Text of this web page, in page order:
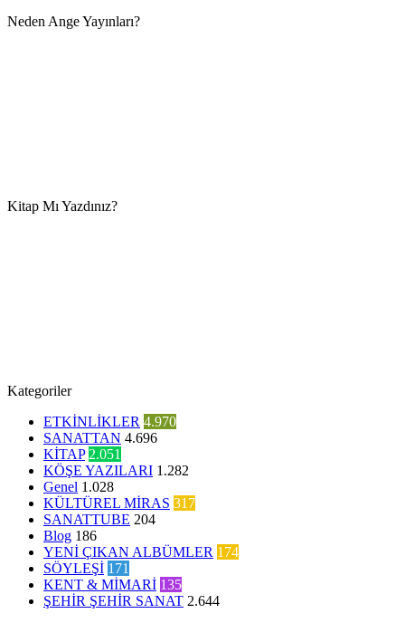
Neden Ange Yayınları?
Kitap Mı Yazdınız?
Kategoriler
ETKİNLİKLER 4.970
SANATTAN 4.696
KİTAP 2.051
KÖŞE YAZILARI 1.282
Genel 1.028
KÜLTÜREL MİRAS 317
SANATTUBE 204
Blog 186
YENİ ÇIKAN ALBÜMLER 174
SÖYLEŞİ 171
KENT & MİMARİ 135
ŞEHİR ŞEHİR SANAT 2.644